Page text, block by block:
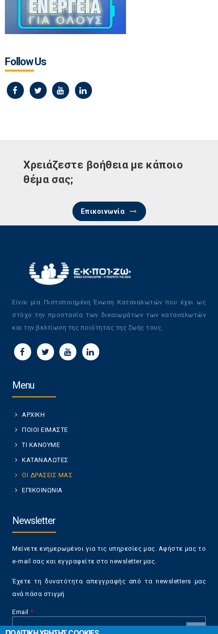
Follow Us
Χρειάζεστε βοήθεια με κάποιο
θέμα σας;
Επικοινωνία
Είναι μία Πιστοποιημένη Ένωση Καταναλωτών που έχει ως
στόχο την προστασία των δικαιωμάτων των καταναλωτών
και την βελτίωση της ποιότητας της ζωής τους.
Menu
ΑΡΧΙΚΗ
ΠΟΙΟΙ ΕΙΜΑΣΤΕ
ΤΙ ΚΑΝΟΥΜΕ
ΚΑΤΑΝΑΛΩΤΕΣ
ΟΙ ΔΡΑΣΕΙΣ ΜΑΣ
ΕΠΙΚΟΙΝΩΝΙΑ
Newsletter
Μείνετε ενημερωμένοι για τις υπηρεσίες μας. Αφήστε μας το
e-mail σας και εγγραφείτε στο newsletter μας.
Έχετε τη δυνατότητα απεγγραφής από τα newsletters μας
ανά πάσα στιγμή
Email *